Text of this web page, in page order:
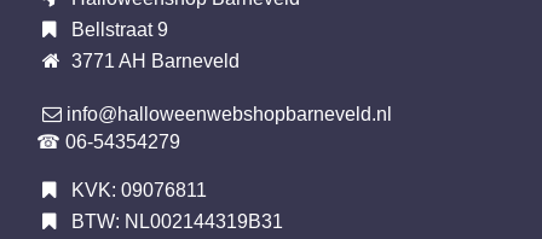
Bellstraat 9
3771 AH Barneveld
info@halloweenwebshopbarneveld.nl
☎ 06-54354279
KVK: 09076811
BTW: NL002144319B31